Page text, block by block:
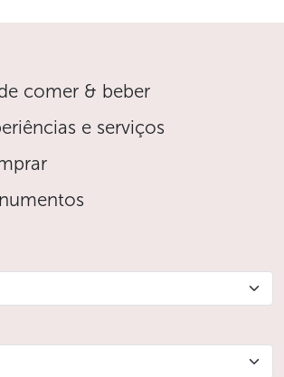
comer & beber
e serviços